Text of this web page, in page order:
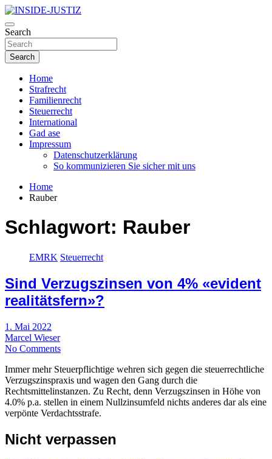
Skip
to
content
INSIDE-JUSTIZ
Investigativer Journalismus zur Dritten Gewalt
Search
Search
Home
Strafrecht
Familienrecht
Steuerrecht
International
Gad ase
Impressum
Datenschutzerklärung
So kommunizieren Sie sicher mit uns
Home
Rauber
Schlagwort: Rauber
EMRK Steuerrecht
Sind Verzugszinsen von 4% «evident
realitätsfern»?
1. Mai 2022
Marcel Wieser
No Comments
Immer mehr Steuerpflichtige wehren sich gegen die steuerrechtliche
Verzugszinspraxis und wagen den Gang durch die
Rechtsmittelinstanzen. Zu Recht, denn Verzugszinsen in Höhe von
4.0% p.a. stellen in einem Nullzinsumfeld nichts anderes dar als eine
verpönte Verdachtsstrafe.
Nicht verpassen